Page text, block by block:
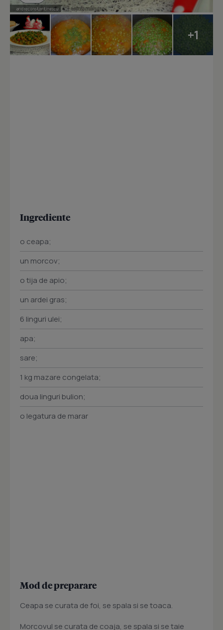
+1
Ingrediente
o ceapa;
un morcov;
o tija de apio;
un ardei gras;
6 linguri ulei;
apa;
sare;
1 kg mazare congelata;
doua linguri bulion;
o legatura de marar
Mod de preparare
Ceapa se curata de foi, se spala si se toaca.
Morcovul se curata de coaja, se spala si se taie